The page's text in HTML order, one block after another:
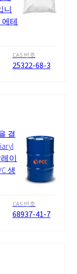
니
테
CAS 번호
25322-68-3
결
이
생
CAS 번호
68937-41-7